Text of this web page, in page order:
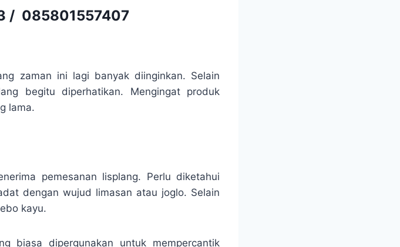
/ 085801557407
zaman ini lagi banyak diinginkan. Selain
begitu diperhatikan. Mengingat produk
lama.
pemesanan lisplang. Perlu diketahui
dengan wujud limasan atau joglo. Selain
kayu.
biasa dipergunakan untuk mempercantik